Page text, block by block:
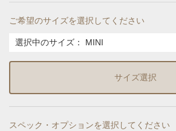
ご希望のサイズを選択してください
選択中のサイズ： MINI
サイズ選択
スペック・オプションを選択してください